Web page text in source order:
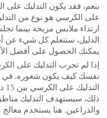
بنعم، فقد يكون التدليك على
على الكرسي هو نوع من
ارتداء ملابس مريحة
الدليل، ستتعلم كل شيء عن
يمكنك الحصول على أفضل
إذا لم تجرب التدليك على
نفسك كيف يكون شعوره. في
ذلك، سيستهدف التدليك
والذراعين. هنا يستخدم